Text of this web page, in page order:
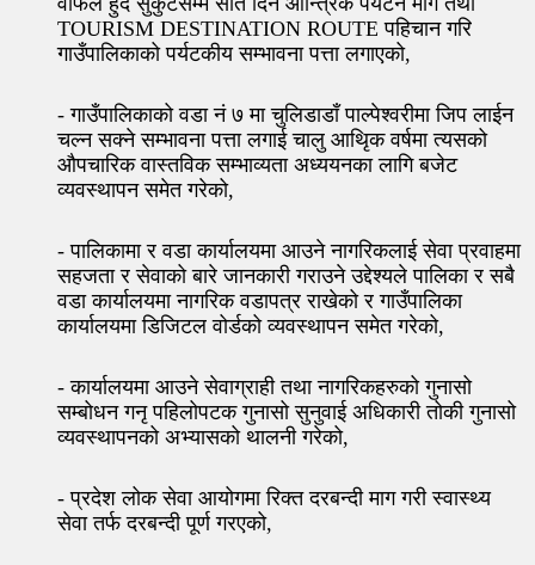
TOURISM DESTINATION ROUTE पहिचान गरि
गाउँपालिकाको पर्यटकीय सम्भावना पत्ता लगाएको,
- गाउँपालिकाको वडा नं ७ मा चुलिडाडाँ पाल्पेश्वरीमा जिप लाईन
चल्न सक्ने सम्भावना पत्ता लगाई चालु आथिृक वर्षमा त्यसको
औपचारिक वास्तविक सम्भाव्यता अध्ययनका लागि बजेट
व्यवस्थापन समेत गरेको,
- पालिकामा र वडा कार्यालयमा आउने नागरिकलाई सेवा प्रवाहमा
सहजता र सेवाको बारे जानकारी गराउने उद्देश्यले पालिका र सबै
वडा कार्यालयमा नागरिक वडापत्र राखेको र गाउँपालिका
कार्यालयमा डिजिटल वोर्डको व्यवस्थापन समेत गरेको,
- कार्यालयमा आउने सेवाग्राही तथा नागरिकहरुको गुनासो
सम्बोधन गनृ पहिलोपटक गुनासो सुनुवाई अधिकारी तोकी गुनासो
व्यवस्थापनको अभ्यासको थालनी गरेको,
- प्रदेश लोक सेवा आयोगमा रिक्त दरबन्दी माग गरी स्वास्थ्य
सेवा तर्फ दरबन्दी पूर्ण गरएको,